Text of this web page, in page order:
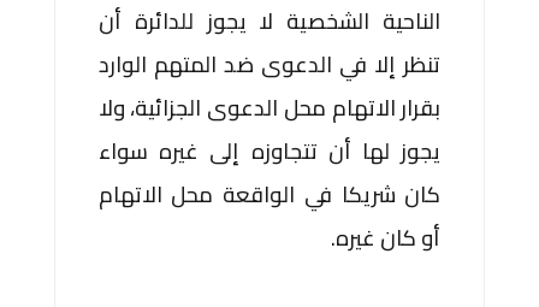
الناحية الشخصية لا يجوز للدائرة أن
تنظر إلا في الدعوى ضد المتهم الوارد
بقرار الاتهام محل الدعوى الجزائية، ولا
يجوز لها أن تتجاوزه إلى غيره سواء
كان شريكا في الواقعة محل الاتهام
أو كان غيره.